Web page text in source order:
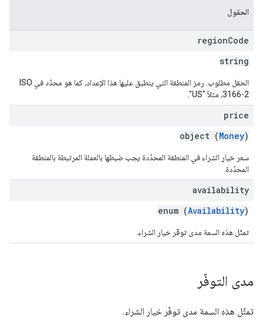
الحقول
regionCode
string
الحقل مطلوب. رمز المنطقة التي ينطبق عليها هذا الإعداد، كما هو محدّد في ISO
3166-2، مثلاً "US".
price
object (Money)
سعر خيار الشراء في المنطقة المحدّدة يجب ضبطها بالعملة المرتبطة بالمنطقة
المحدّدة.
availability
enum (Availability)
تمثّل هذه السمة مدى توفّر خيار الشراء.
مدى التوفّر
تمثّل هذه السمة مدى توفّر خيار الشراء.